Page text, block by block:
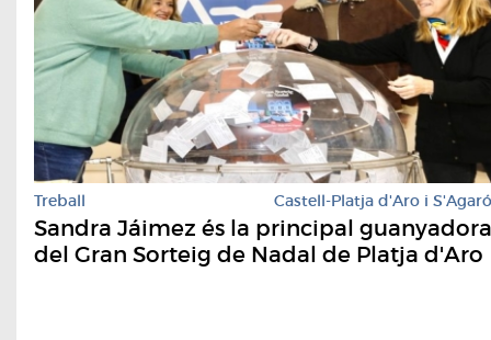
Treball Castell-Platja d'Aro i S'Agaró
Sandra Jáimez és la principal guanyadora
del Gran Sorteig de Nadal de Platja d'Aro